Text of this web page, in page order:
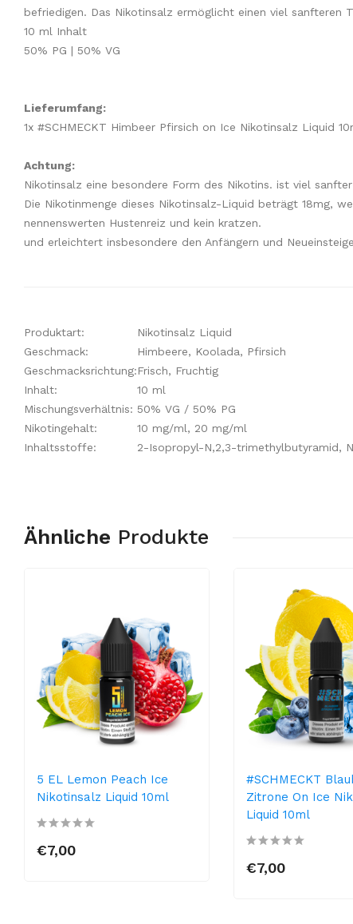
befriedigen. Das Nikotinsalz ermöglicht einen viel
10 ml Inhalt
50% PG | 50% VG
Lieferumfang:
1x #SCHMECKT Himbeer Pfirsich on Ice Nikotinsalz Liquid
Achtung:
Nikotinsalz eine besondere Form des Nikotins. ist viel
Die Nikotinmenge dieses Nikotinsalz-Liquid beträgt 18mg,
nennenswerten Hustenreiz und kein kratzen.
und erleichtert insbesondere den Anfängern und
Produktart:
Nikotinsalz Liquid
Geschmack:
Himbeere, Koolada, Pfirsich
Geschmacksrichtung:Frisch, Fruchtig
Inhalt:
10 ml
Mischungsverhältnis: 50% VG / 50% PG
Nikotingehalt:
10 mg/ml, 20 mg/ml
Inhaltsstoffe:
2-Isopropyl-N,2,3-trimethylbutyramid,
Ähnliche Produkte
5 EL Lemon Peach Ice
Nikotinsalz Liquid 10ml
€7,00
#SCHMECKT
Zitrone On Ice
Liquid 10ml
€7,00